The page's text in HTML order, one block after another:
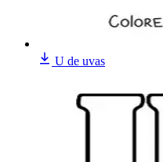
U de uvas